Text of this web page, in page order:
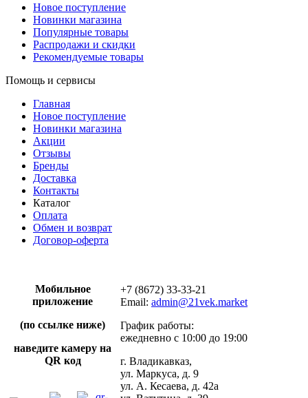
Новое поступление
Новинки магазина
Популярные товары
Распродажи и скидки
Рекомендуемые товары
Помощь и сервисы
Главная
Новое поступление
Новинки магазина
Акции
Отзывы
Бренды
Доставка
Контакты
Каталог
Оплата
Обмен и возврат
Договор-оферта
Мобильное
приложение
(по ссылке ниже)
наведите камеру на
QR код
+7 (8672) 33-33-21
Email: admin@21vek.market
График работы:
ежедневно с 10:00 до 19:00
г. Владикавказ,
ул. Маркуса, д. 9
ул. А. Кесаева, д. 42а